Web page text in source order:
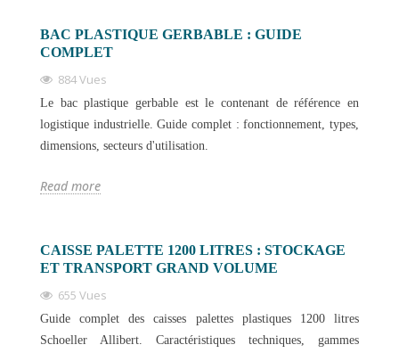
BAC PLASTIQUE GERBABLE : GUIDE
COMPLET
884 Vues
Le bac plastique gerbable est le contenant de référence en
logistique industrielle. Guide complet : fonctionnement, types,
dimensions, secteurs d'utilisation.
Read more
CAISSE PALETTE 1200 LITRES : STOCKAGE
ET TRANSPORT GRAND VOLUME
655 Vues
Guide complet des caisses palettes plastiques 1200 litres
Schoeller Allibert. Caractéristiques techniques, gammes